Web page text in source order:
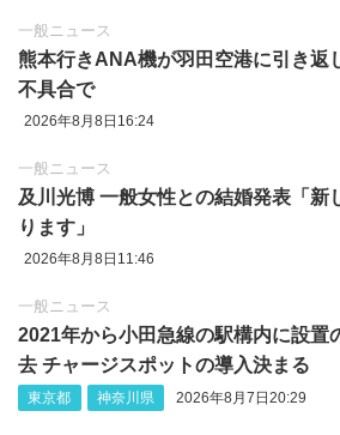
一般ニュース
熊本行きANA機が羽田空港に引き返
不具合で
2026年8月8日16:24
一般ニュース
及川光博 一般女性との結婚発表「新
ります」
2026年8月8日11:46
一般ニュース
2021年から小田急線の駅構内に設置
去 チャージスポットの導入決まる
東京都 神奈川県 2026年8月7日20:29